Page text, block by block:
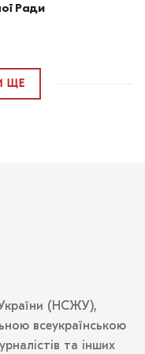
Ради
ЩЕ
України (НСЖУ),
всеукраїнською
та інших